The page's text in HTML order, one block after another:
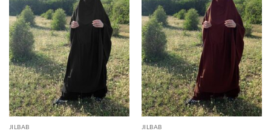
Ajouter
à la liste
d’envies
JILBAB
Ajouter
à la liste
d’envies
JILBAB